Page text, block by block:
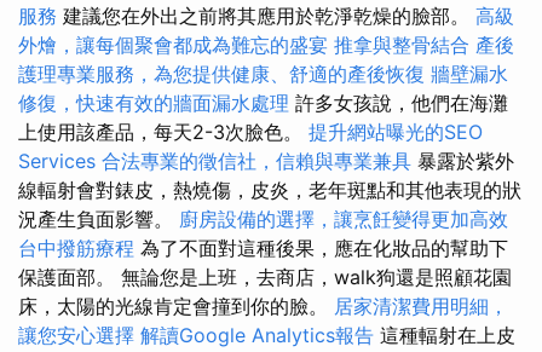
服務 建議您在外出之前將其應用於乾淨乾燥的臉部。 高級
外燴，讓每個聚會都成為難忘的盛宴 推拿與整骨結合 產後
護理專業服務，為您提供健康、舒適的產後恢復 牆壁漏水
修復，快速有效的牆面漏水處理 許多女孩說，他們在海灘
上使用該產品，每天2-3次臉色。 提升網站曝光的SEO
Services 合法專業的徵信社，信賴與專業兼具 暴露於紫外
線輻射會對錶皮，熱燒傷，皮炎，老年斑點和其他表現的狀
況產生負面影響。 廚房設備的選擇，讓烹飪變得更加高效
台中撥筋療程 為了不面對這種後果，應在化妝品的幫助下
保護面部。 無論您是上班，去商店，walk狗還是照顧花園
床，太陽的光線肯定會撞到你的臉。 居家清潔費用明細，
讓您安心選擇 解讀Google Analytics報告 這種輻射在上皮